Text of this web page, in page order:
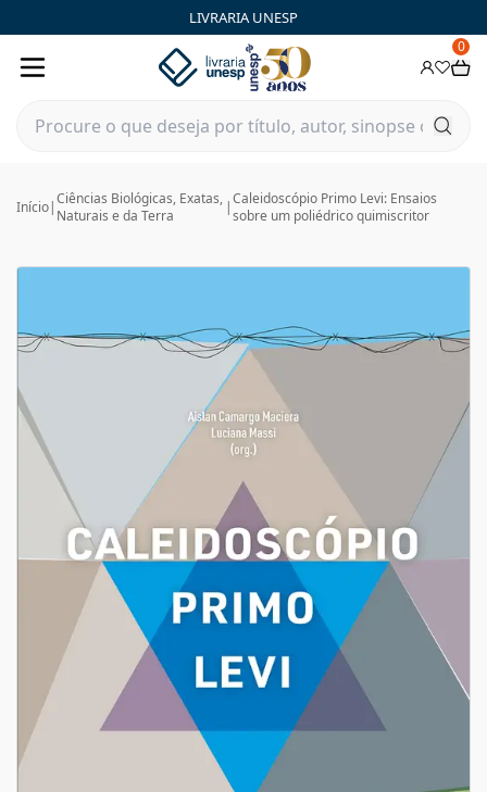
LIVRARIA UNESP
0
Início|Ciências Biológicas, Exatas,
Naturais e da Terra
|Caleidoscópio Primo Levi: Ensaios
sobre um poliédrico quimiscritor